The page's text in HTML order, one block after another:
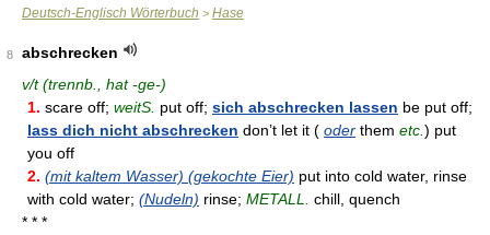
Deutsch-Englisch Wörterbuch > Hase
8
abschrecken
v/t (trennb., hat -ge-)
1. scare off; weitS. put off; sich abschrecken lassen be put off;
lass dich nicht abschrecken don’t let it ( oder them etc. ) put
you off
2. (mit kaltem Wasser) (gekochte Eier) put into cold water, rinse
with cold water; (Nudeln) rinse; METALL.
chill, quench
* * *